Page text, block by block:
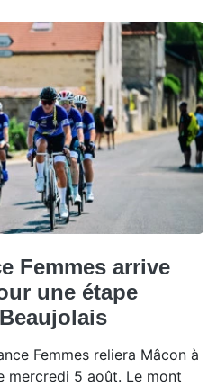
Femmes arrive
une étape
Femmes reliera Mâcon à
mercredi 5 août. Le mont